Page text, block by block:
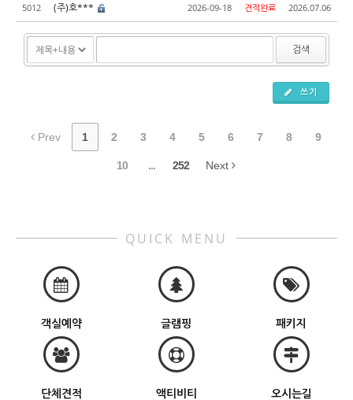
5012 (주)호*** 2026-09-18 견적완료 2026.07.06
검색
쓰기
Prev 1 2 3 4 5 6 7 8 9
10 ... 252 Next
QUICK MENU
객실예약 글램핑 패키지
단체견적 액티비티 오시는길